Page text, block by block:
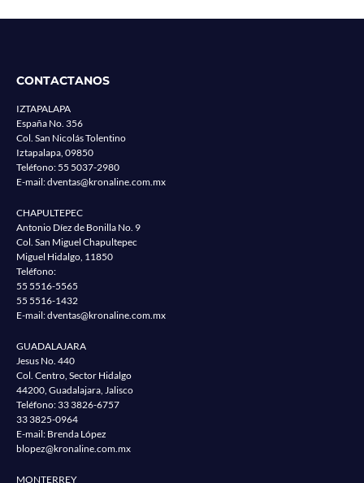
CONTACTANOS
IZTAPALAPA
España No. 356
Col. San Nicolás Tolentino
Iztapalapa, 09850
Teléfono: 55 5037-2980
E-mail:dventas@kronaline.com.mx
CHAPULTEPEC
Antonio Díez de Bonilla No. 9
Col. San Miguel Chapultepec
Miguel Hidalgo, 11850
Teléfono:
55 5516-5565
55 5516-1432
E-mail:dventas@kronaline.com.mx
GUADALAJARA
Jesus No. 440
Col. Centro, Sector Hidalgo
44200, Guadalajara, Jalisco
Teléfono: 33 3826-6757
33 3825-0964
E-mail: Brenda López
blopez@kronaline.com.mx
MONTERREY